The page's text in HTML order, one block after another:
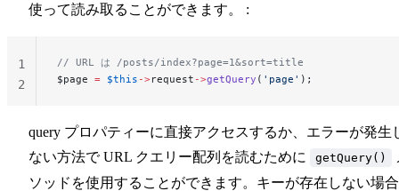
使って読み取ることができます。 :
// URL は /posts/index?page=1&sort=title
$page = $this ->request ->getQuery ( 'page' );
1
2
query プロパティーに直接アクセスするか、エラーが発生
ない方法で URL クエリー配列を読むために
getQuery()
ソッドを使用することができます。キーが存在しない場